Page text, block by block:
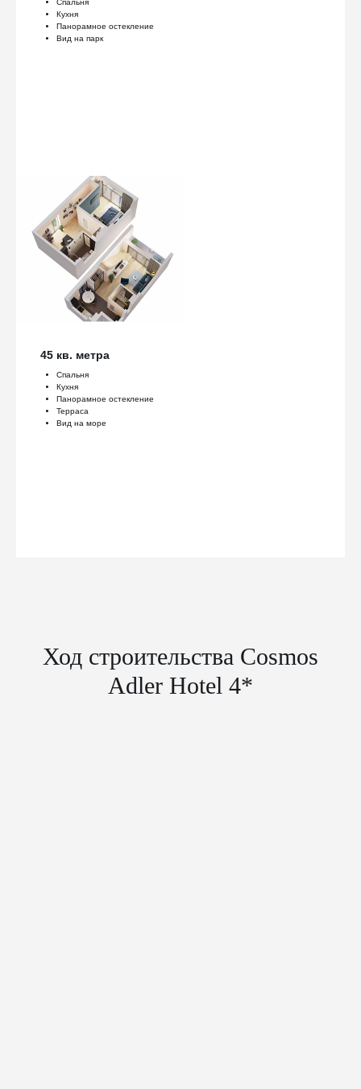
Спальня
Кухня
Панорамное остекление
Вид на парк
45 кв. метра
Спальня
Кухня
Панорамное остекление
Терраса
Вид на море
Ход строительства Cosmos
Adler Hotel 4*